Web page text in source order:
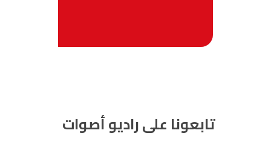
تابعونا على راديو أصوات